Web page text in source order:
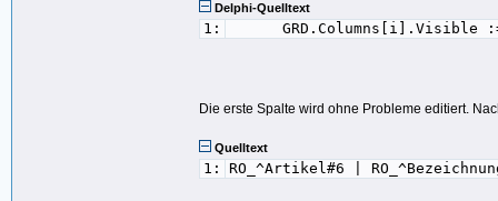
Delphi-Quelltext
1: GRD.Columns[i].Visible
Die erste Spalte wird ohne Probleme editiert.
Quelltext
1: RO_^Artikel#6 |